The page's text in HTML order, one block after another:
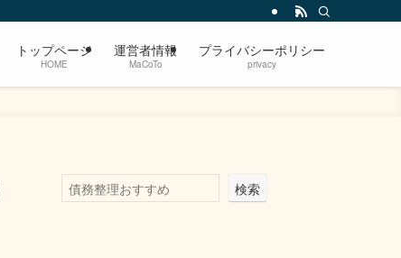
トップページ
HOME
運営者情報
MaCoTo
プライバシーポリシー
privacy
検索